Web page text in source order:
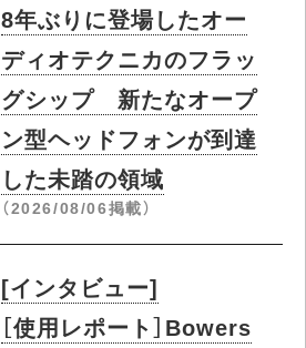
8年ぶりに登場したオー
ディオテクニカのフラッ
グシップ 新たなオープ
ン型ヘッドフォンが到達
した未踏の領域
（2026/08/06掲載）
[インタビュー]
［使用レポート］Bowers